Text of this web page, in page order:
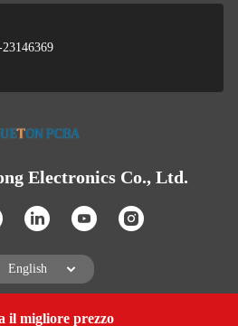
il migliore prezzo
Electronics Co., Ltd.
Electronics Co., Ltd.Get a Quote